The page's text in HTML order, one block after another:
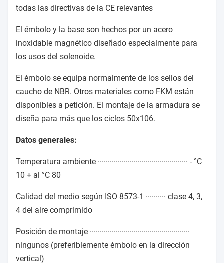
todas las directivas de la CE relevantes
El émbolo y la base son hechos por un acero
inoxidable magnético diseñado especialmente para
los usos del solenoide.
El émbolo se equipa normalmente de los sellos del
caucho de NBR. Otros materiales como FKM están
disponibles a petición. El montaje de la armadura se
diseña para más que los ciclos 50x106.
Datos generales:
Temperatura ambiente ············································· - °C
10 + al °C 80
Calidad del medio según ISO 8573-1 ·········· clase 4, 3,
4 del aire comprimido
Posición de montaje ··················································
ningunos (preferiblemente émbolo en la dirección
vertical)